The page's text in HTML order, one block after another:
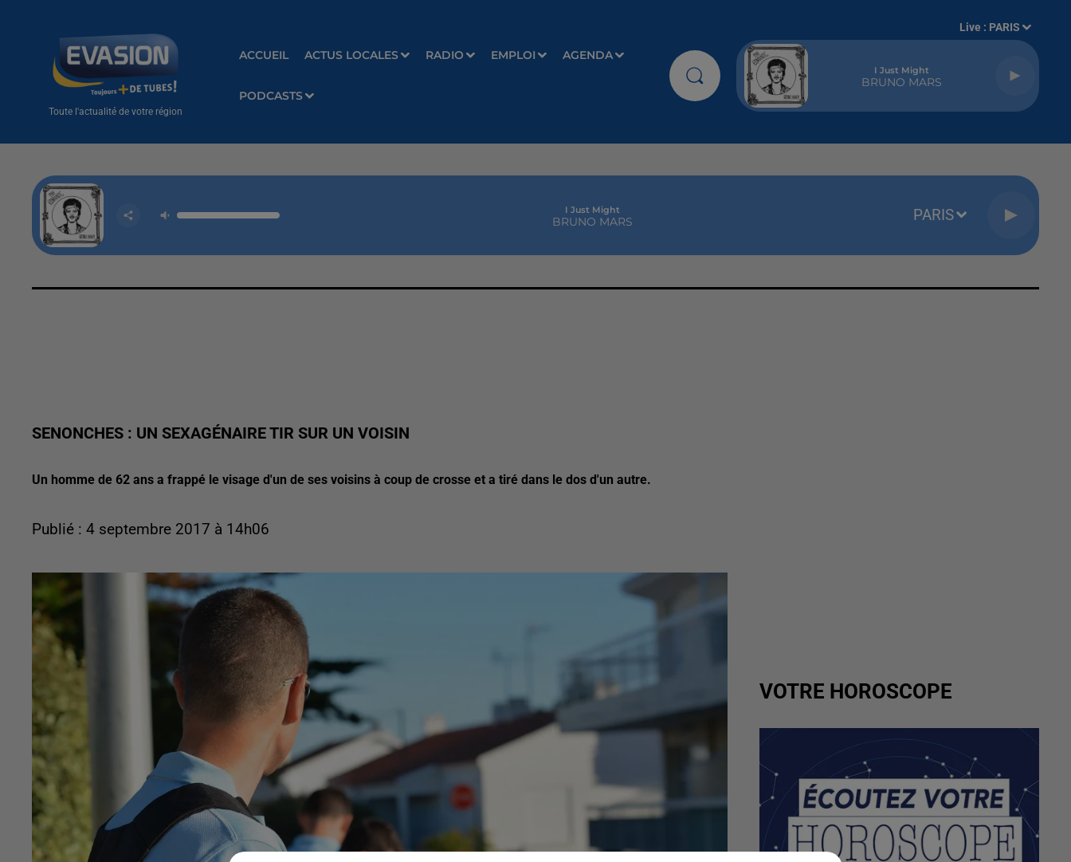
Toute l'actualité de votre région
ACCUEIL ACTUS LOCALES RADIO EMPLOI AGENDA
PODCASTS
Live : PARIS
I Just Might
BRUNO MARS
I Just Might
BRUNO MARS PARIS
SENONCHES : UN SEXAGÉNAIRE TIR SUR UN VOISIN
Un homme de 62 ans a frappé le visage d'un de ses voisins à coup de crosse et a tiré dans le dos d'un autre.
Publié : 4 septembre 2017 à 14h06
VOTRE HOROSCOPE